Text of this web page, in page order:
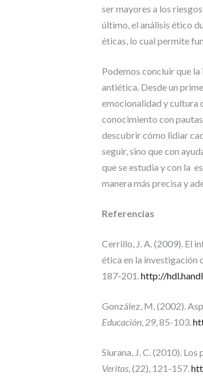
ser mayores a los
último, el análisis ético
éticas, lo cual permite
Podemos concluir que
antiética. Desde un
emocionalidad y cultura
conocimiento con
descubrir cómo lidiar
seguir, sino que con
que se estudia y con la
manera más precisa y
Referencias
Cerrillo, J. A. (2009). El
ética en la investigación
187-201. http://
González, M. (2002).
Educación 29 , 85-103.
Siurana, J. C. (2010).
Veritas , (22), 121-157.